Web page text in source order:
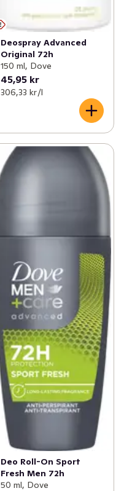
Deospray Advanced
Original 72h
150 ml, Dove
45,95 kr
306,33 kr /l
Deo Roll-On Sport
Fresh Men 72h
50 ml, Dove